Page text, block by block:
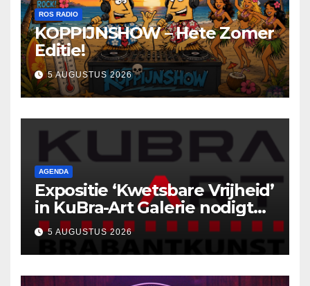
ROS RADIO
KOPPIJNSHOW – Hete Zomer
Editie!
5 AUGUSTUS 2026
AGENDA
Expositie ‘Kwetsbare Vrijheid’
in KuBra-Art Galerie nodigt
uit tot ontmoeting en
reflectie
5 AUGUSTUS 2026